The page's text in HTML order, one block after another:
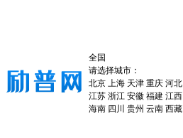
全国
请选择城市：
北京 上海 天津 重庆 河北
江苏 浙江 安徽 福建 江西
海南 四川 贵州 云南 西藏